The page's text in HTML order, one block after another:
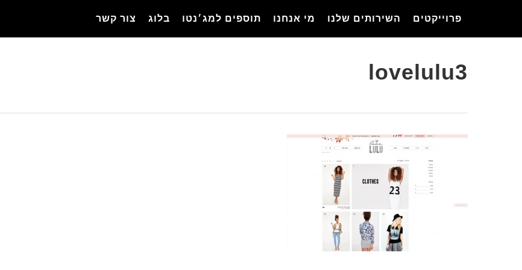
main
פרוייקטים השירותים שלנו מי אנחנו תוספים למג׳נטו בלוג צור קשר
lovelulu3